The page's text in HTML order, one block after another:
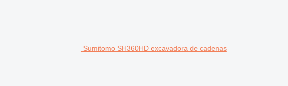
Sumitomo SH360HD excavadora de cadenas